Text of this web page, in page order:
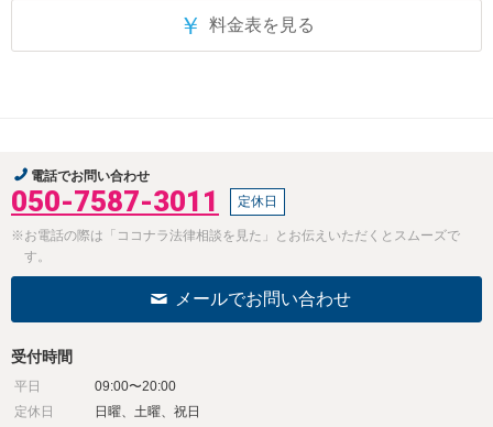
￥ 料金表を見る
電話でお問い合わせ
050-7587-3011 定休日
※お電話の際は「ココナラ法律相談を見た」とお伝えいただくとスムーズで
す。
メールでお問い合わせ
受付時間
平日
09:00〜20:00
定休日
日曜、土曜、祝日